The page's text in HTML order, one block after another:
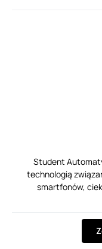
Student
technologią
smartfonów,